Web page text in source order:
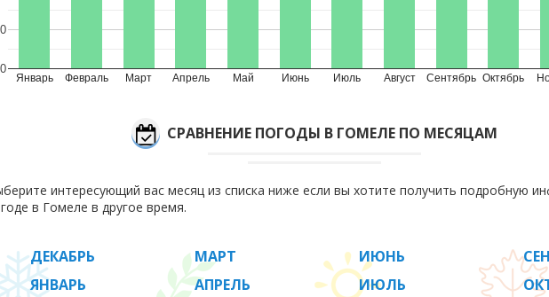
Январь Февраль Март Апрель Май Июнь Июль Август Сентябрь Октябрь
0
СРАВНЕНИЕ ПОГОДЫ В ГОМЕЛЕ ПО МЕСЯЦАМ
интересующий вас месяц из списка ниже если вы хотите получить подробную
в Гомеле в другое время.
ДЕКАБРЬ
ЯНВАРЬ
МАРТ
АПРЕЛЬ
ИЮНЬ
ИЮЛЬ